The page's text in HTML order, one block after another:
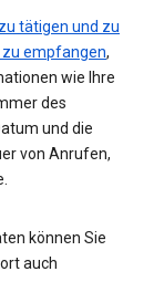
tätigen und zu
zu empfangen,
wie Ihre
des
und die
von Anrufen,
können Sie
auch